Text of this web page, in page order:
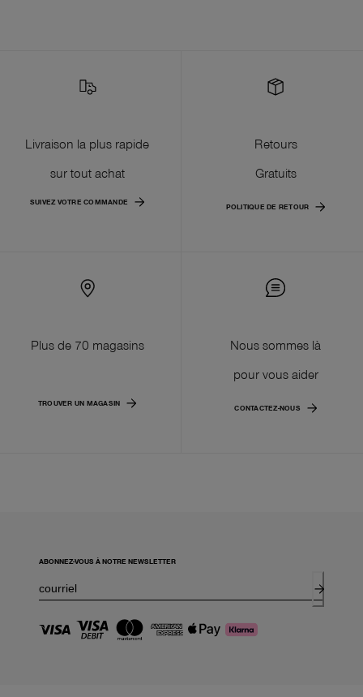
Livraison la plus rapide
sur tout achat
SUIVEZ VOTRE COMMANDE
Retours
Gratuits
POLITIQUE DE RETOUR
Plus de 70 magasins
TROUVER UN MAGASIN
Nous sommes là
pour vous aider
CONTACTEZ-NOUS
ABONNEZ-VOUS À NOTRE NEWSLETTER